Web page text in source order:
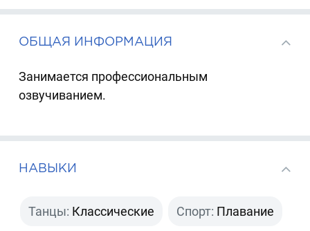
ОБЩАЯ ИНФОРМАЦИЯ
Занимается профессиональным
озвучиванием.
НАВЫКИ
Танцы: Классические Спорт: Плавание